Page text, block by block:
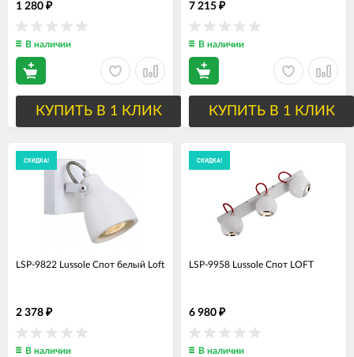
1 280 ₽
В наличии
КУПИТЬ В 1 КЛИК
7 215 ₽
В наличии
КУПИТЬ В 1 КЛИК
СКИДКА!
LSP-9822 Lussole Спот белый Loft
2 378 ₽
В наличии
СКИДКА!
LSP-9958 Lussole Спот LOFT
6 980 ₽
В наличии